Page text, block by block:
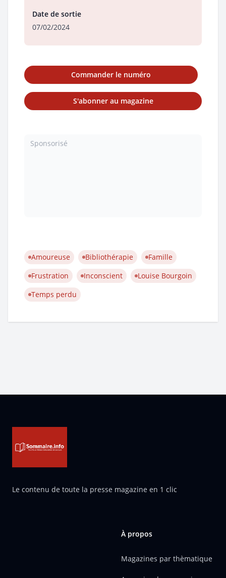
Date de sortie
07/02/2024
Commander le numéro
S'abonner au magazine
Sponsorisé
Amoureuse Bibliothérapie
Famille
Frustration
Inconscient
Louise Bourgoin
Temps perdu
Le contenu de toute la presse magazine en 1 clic
À propos
Magazines par thèmatique